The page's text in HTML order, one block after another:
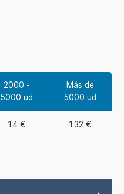
2000 -
5000 ud
Más de
5000 ud
1.4 € 1.32 €